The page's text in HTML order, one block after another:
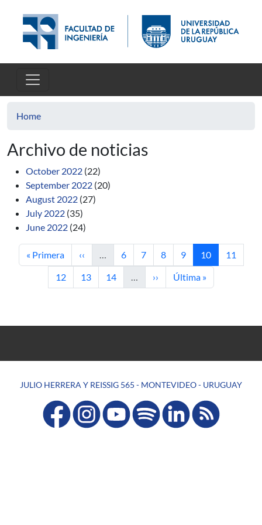
Home
Archivo de noticias
October 2022 (22)
September 2022 (20)
August 2022 (27)
July 2022 (35)
June 2022 (24)
First page
« Primera Previous page
‹‹ … Page
6 Page
7 Page
8 Page
9 Current page
10 Page
11
Page
12 Page
13 Page
14 … Next page
›› Last page
Última »
JULIO HERRERA Y REISSIG 565 - MONTEVIDEO - URUGUAY